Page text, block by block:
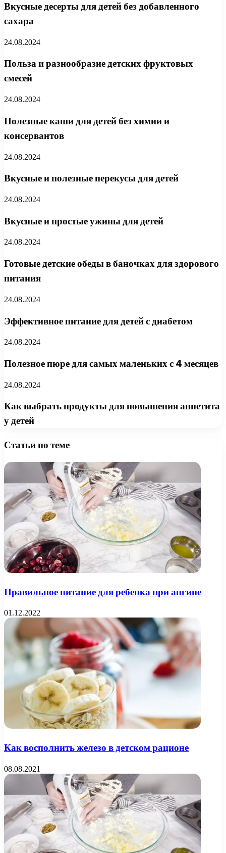
Вкусные десерты для детей без добавленного
сахара
24.08.2024
Польза и разнообразие детских фруктовых
смесей
24.08.2024
Полезные каши для детей без химии и
консервантов
24.08.2024
Вкусные и полезные перекусы для детей
24.08.2024
Вкусные и простые ужины для детей
24.08.2024
Готовые детские обеды в баночках для здорового
питания
24.08.2024
Эффективное питание для детей с диабетом
24.08.2024
Полезное пюре для самых маленьких с 4 месяцев
24.08.2024
Как выбрать продукты для повышения аппетита
у детей
Статьи по теме
Правильное питание для ребенка при ангине
01.12.2022
Как восполнить железо в детском рационе
08.08.2021